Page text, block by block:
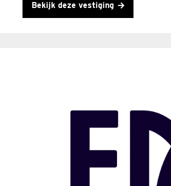
Bekijk deze vestiging